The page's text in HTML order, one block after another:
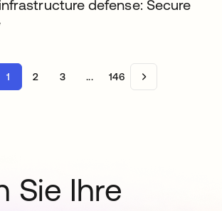
defense: Secure
1 2 3 ... 146
Sie Ihre